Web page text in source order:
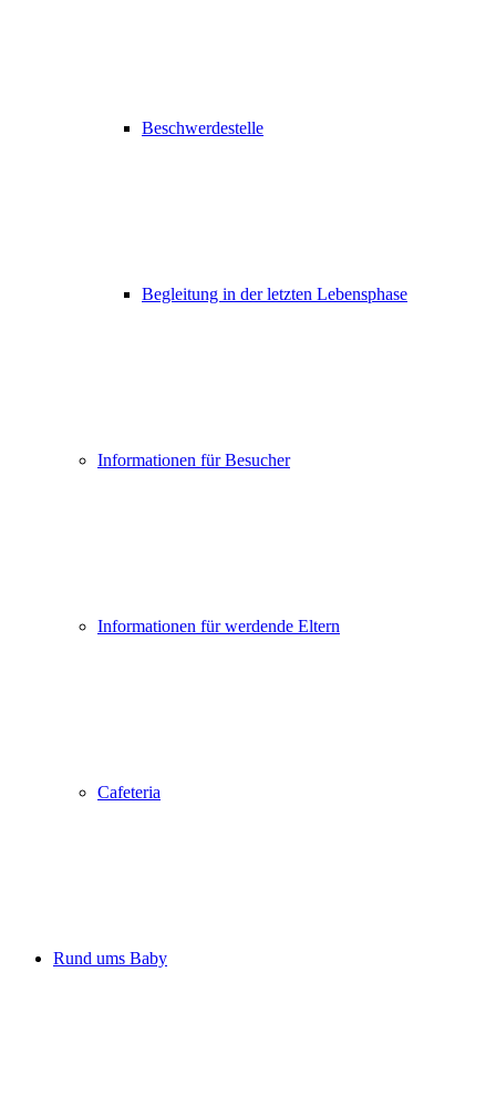
Beschwerdestelle
Begleitung in der letzten Lebensphase
Informationen für Besucher
Informationen für werdende Eltern
Cafeteria
Rund ums Baby